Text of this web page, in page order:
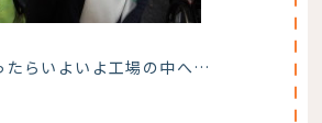
たらいよいよ工場の中へ…